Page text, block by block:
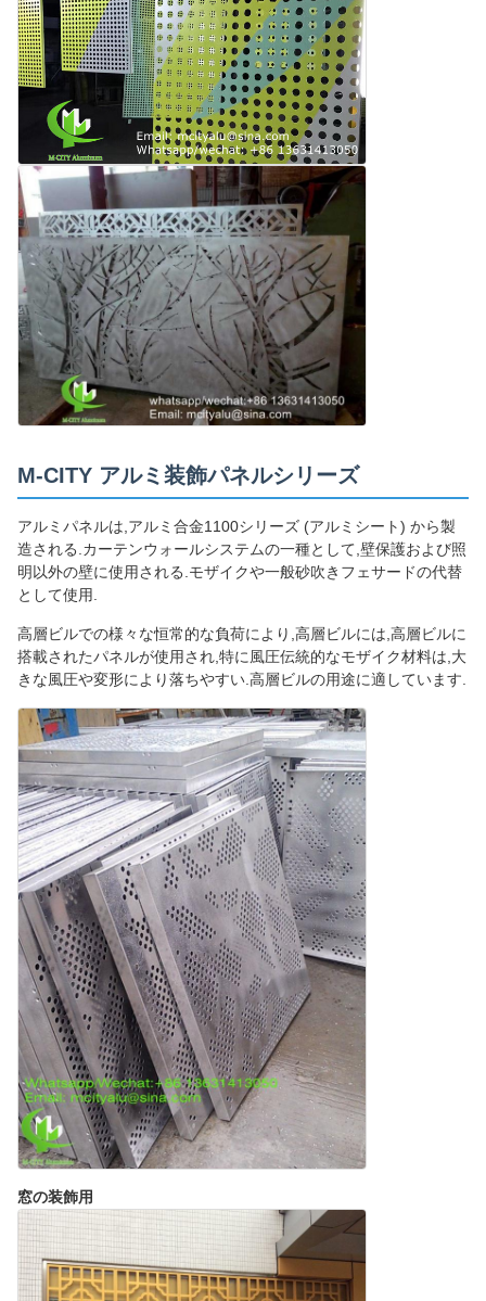
M-CITY アルミ装飾パネルシリーズ
アルミパネルは,アルミ合金1100シリーズ (アルミシート) から製
造される.カーテンウォールシステムの一種として,壁保護および照
明以外の壁に使用される.モザイクや一般砂吹きフェサードの代替
として使用.
高層ビルでの様々な恒常的な負荷により,高層ビルには,高層ビルに
搭載されたパネルが使用され,特に風圧伝統的なモザイク材料は,大
きな風圧や変形により落ちやすい.高層ビルの用途に適しています.
窓の装飾用